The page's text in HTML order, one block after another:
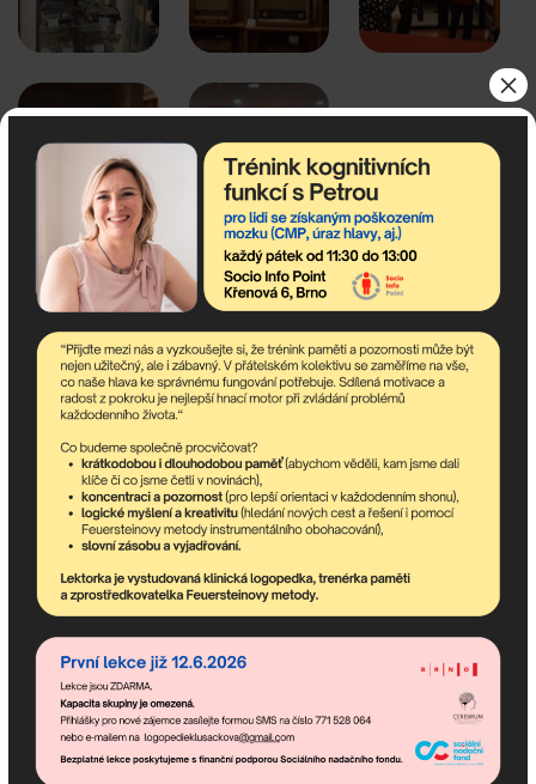
na Proseku
– malování na tašky 5.3. >
Odebírejte newsletter!
newsletter obsahuje nejaktuálnější nadcházející akce
komunitního centra a dění v asociaci.
×